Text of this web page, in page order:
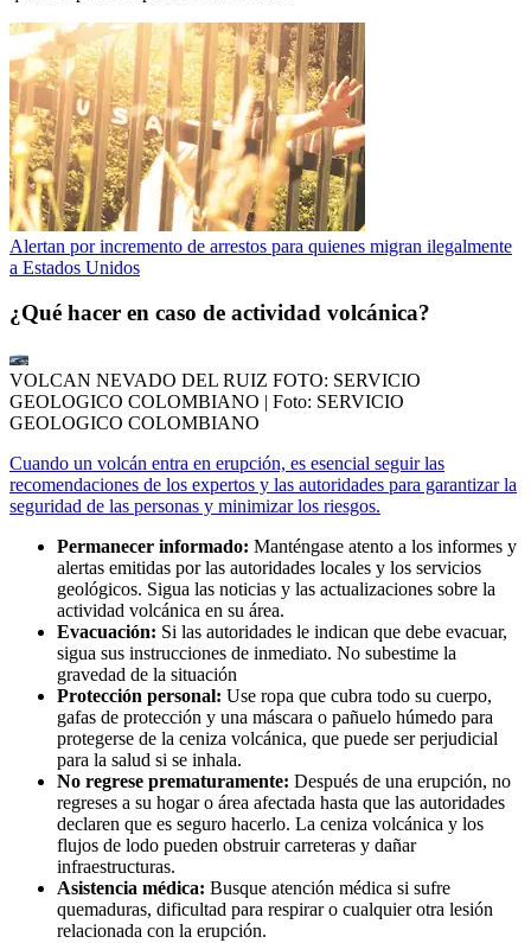
Alertan por incremento de arrestos para quienes migran ilegalmente
a Estados Unidos
¿Qué hacer en caso de actividad volcánica?
VOLCAN NEVADO DEL RUIZ FOTO: SERVICIO
GEOLOGICO COLOMBIANO | Foto: SERVICIO
GEOLOGICO COLOMBIANO
Cuando un volcán entra en erupción, es esencial seguir las
recomendaciones de los expertos y las autoridades para garantizar la
seguridad de las personas y minimizar los riesgos.
Permanecer informado: Manténgase atento a los informes y
alertas emitidas por las autoridades locales y los servicios
geológicos. Sigua las noticias y las actualizaciones sobre la
actividad volcánica en su área.
Evacuación: Si las autoridades le indican que debe evacuar,
sigua sus instrucciones de inmediato. No subestime la
gravedad de la situación
Protección personal: Use ropa que cubra todo su cuerpo,
gafas de protección y una máscara o pañuelo húmedo para
protegerse de la ceniza volcánica, que puede ser perjudicial
para la salud si se inhala.
No regrese prematuramente: Después de una erupción, no
regreses a su hogar o área afectada hasta que las autoridades
declaren que es seguro hacerlo. La ceniza volcánica y los
flujos de lodo pueden obstruir carreteras y dañar
infraestructuras.
Asistencia médica: Busque atención médica si sufre
quemaduras, dificultad para respirar o cualquier otra lesión
relacionada con la erupción.